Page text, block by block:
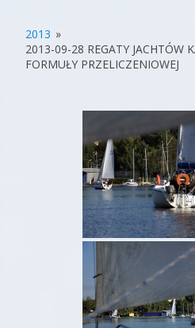
2013 »
2013-09-28 REGATY JACHTÓW
FORMUŁY PRZELICZENIOWEJ